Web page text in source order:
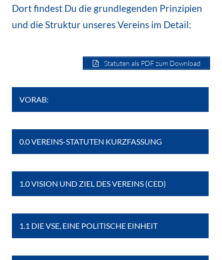
Dort findest Du die grundlegenden Prinzipien
und die Struktur unseres Vereins im Detail:
Statuten als PDF zum Download
VORAB:
0.0 VEREINS-STATUTEN KURZFASSUNG
1.0 VISION UND ZIEL DES VEREINS (CED)
1.1 DIE VSE, EINE POLITISCHE EINHEIT